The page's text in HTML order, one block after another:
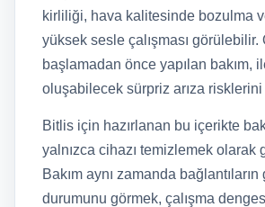
kirliliği, hava kalitesinde bozulma
yüksek sesle çalışması
başlamadan önce yapılan bakım,
oluşabilecek sürpriz arıza risklerini
Bitlis için hazırlanan bu içerikte
yalnızca cihazı temizlemek olarak
Bakım aynı zamanda bağlantıların
durumunu görmek, çalışma